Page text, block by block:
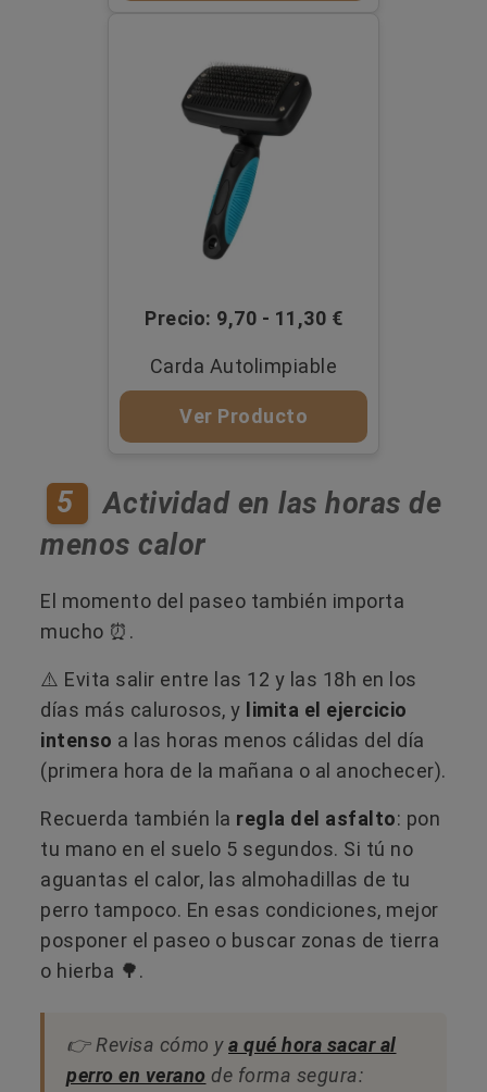
Precio: 9,70 - 11,30 €
Carda Autolimpiable
Ver Producto
5
Actividad en las horas de
menos calor
El momento del paseo también importa
mucho ⏰.
⚠️ Evita salir entre las 12 y las 18h en los
días más calurosos, y limita el ejercicio
intenso a las horas menos cálidas del día
(primera hora de la mañana o al anochecer).
Recuerda también la regla del asfalto: pon
tu mano en el suelo 5 segundos. Si tú no
aguantas el calor, las almohadillas de tu
perro tampoco. En esas condiciones, mejor
posponer el paseo o buscar zonas de tierra
o hierba 🌳.
👉 Revisa cómo ya qué hora sacar al
perro en verano de forma segura: